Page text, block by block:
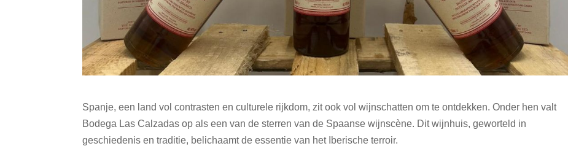
Spanje, een land vol contrasten en culturele rijkdom, zit ook vol wijnschatten om te ontdekken. Onder hen valt
Bodega Las Calzadas op als een van de sterren van de Spaanse wijnscène. Dit wijnhuis, geworteld in
geschiedenis en traditie, belichaamt de essentie van het Iberische terroir.